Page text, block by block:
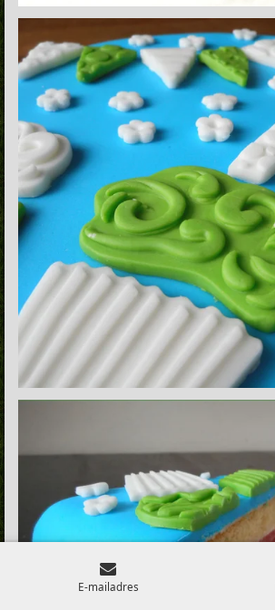
E-mailadres